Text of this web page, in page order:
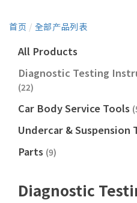
首页 / 全部产品列表
All Products
Diagnostic Testing
(22)
Car Body Service Tools
Undercar & Suspension
Parts (9)
Diagnostic